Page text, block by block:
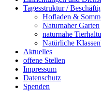
Tagesstruktur /
Hofladen &
Naturnaher Garten
naturnahe
Natürliche
Aktuelles
offene Stellen
Impressum
Datenschutz
Spenden